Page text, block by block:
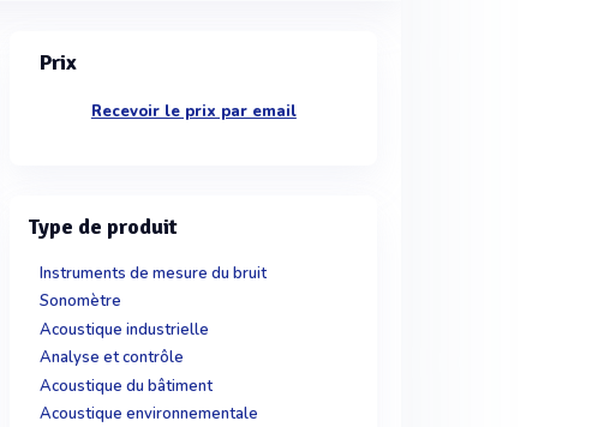
Prix
Recevoir le prix par email
Type de produit
Instruments de mesure du bruit
Sonomètre
Acoustique industrielle
Analyse et contrôle
Acoustique du bâtiment
Acoustique environnementale